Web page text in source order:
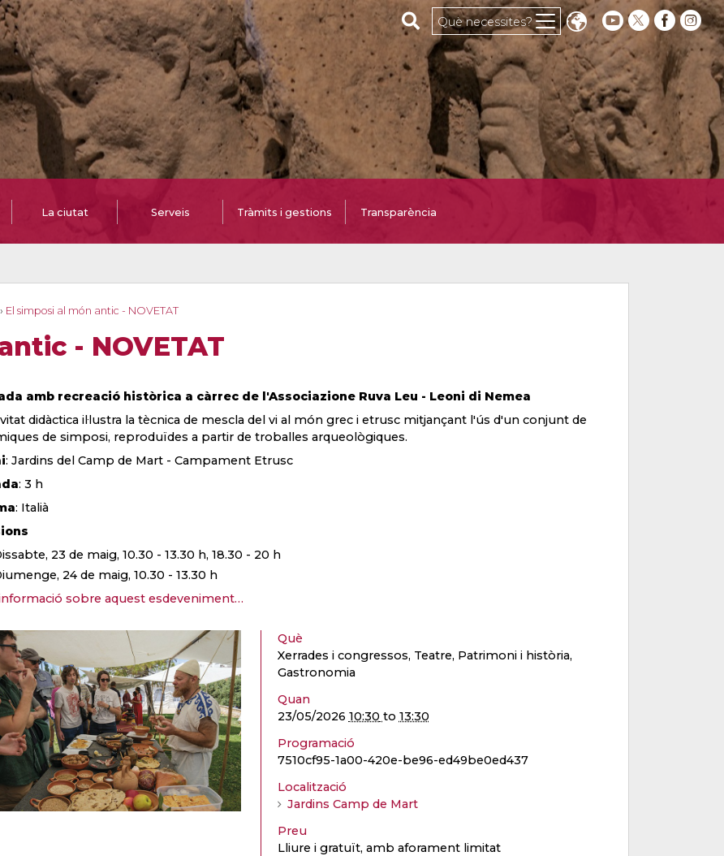
Cerca al web
Què necessites?
La ciutat Serveis Tràmits i gestions Transparència
› El simposi al món antic - NOVETAT
- NOVETAT
amb recreació històrica a càrrec de l'Associazione Ruva Leu - Leoni di Nemea
didàctica il·lustra la tècnica de mescla del vi al món grec i etrusc mitjançant l'ús d'un conjunt de
de simposi, reproduïdes a partir de troballes arqueològiques.
: Jardins del Camp de Mart - Campament Etrusc
: 3 h
: Italià
23 de maig, 10.30 - 13.30 h, 18.30 - 20 h
24 de maig, 10.30 - 13.30 h
sobre aquest esdeveniment…
Què
Xerrades i congressos, Teatre, Patrimoni i història,
Gastronomia
Quan
23/05/2026 10:30 to 13:30
Programació
7510cf95-1a00-420e-be96-ed49be0ed437
Localització
Jardins Camp de Mart
Preu
Lliure i gratuït, amb aforament limitat